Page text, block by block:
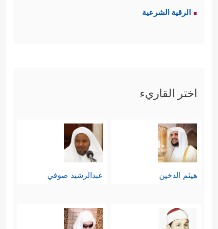
الرقية الشرعية
اختر القاريء
هيثم الدخين عبدالرشيد صوفي